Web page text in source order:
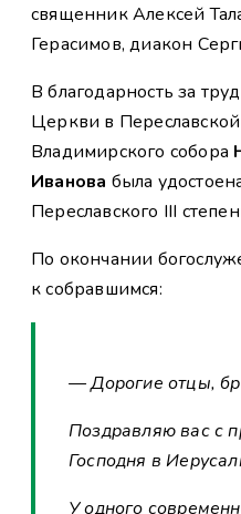
священник Алексей
Герасимов, диакон
В благодарность за
Церкви в
Владимирского собора
Иванова была
Переславского III
По окончании
к собравшимся:
— Дорогие отцы,
Поздравляю вас с
Господня в
У одного